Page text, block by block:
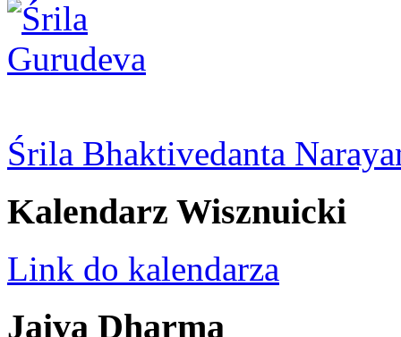
Śrila Bhaktivedanta
Kalendarz Wisznuicki
Link do kalendarza
Jaiva Dharma